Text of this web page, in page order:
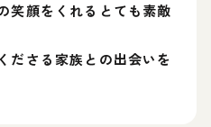
笑顔をくれるとても素敵
ださる家族との出会いを